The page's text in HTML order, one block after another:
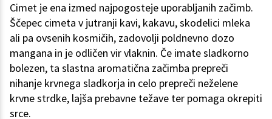
Cimet je ena izmed najpogosteje uporabljanih začimb.
Ščepec cimeta v jutranji kavi, kakavu, skodelici mleka
ali pa ovsenih kosmičih, zadovolji poldnevno dozo
mangana in je odličen vir vlaknin. Če imate sladkorno
bolezen, ta slastna aromatična začimba prepreči
nihanje krvnega sladkorja in celo prepreči neželene
krvne strdke, lajša prebavne težave ter pomaga okrepiti
srce.